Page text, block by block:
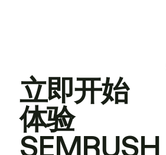
立即开始
体验
SEMRUSH